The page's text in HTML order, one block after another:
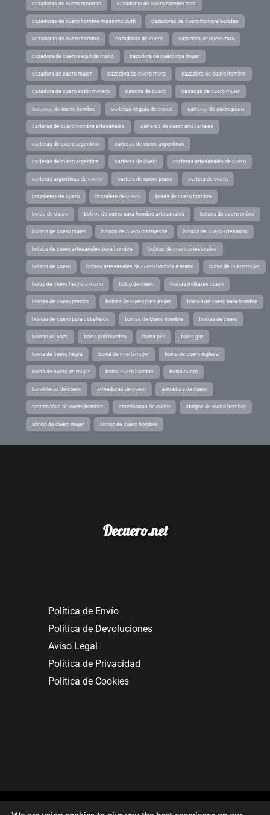
cazadoras de cuero moteras cazadoras de cuero hombre zara
cazadoras de cuero hombre massimo dutti cazadoras de cuero hombre baratas
cazadoras de cuero hombre cazadoras de cuero cazadora de cuero zara
cazadora de cuero segunda mano cazadora de cuero roja mujer
cazadora de cuero mujer cazadora de cuero moto cazadora de cuero hombre
cazadora de cuero estilo motero cascos de cuero casacas de cuero mujer
casacas de cuero hombre carteras negras de cuero carteras de cuero prune
carteras de cuero hombre artesanales carteras de cuero artesanales
carteras de cuero argentino carteras de cuero argentinas
carteras de cuero argentina carteras de cuero carteras artesanales de cuero
carteras argentinas de cuero cartera de cuero prune cartera de cuero
brazaletes de cuero brazalete de cuero botas de cuero hombre
botas de cuero bolsos de cuero para hombre artesanales bolsos de cuero online
bolsos de cuero mujer bolsos de cuero marruecos bolsos de cuero artesanos
bolsos de cuero artesanales para hombre bolsos de cuero artesanales
bolsos de cuero bolsos artesanales de cuero hechos a mano bolso de cuero mujer
bolso de cuero hecho a mano bolso de cuero boinas militares cuero
boinas de cuero precios boinas de cuero para mujer boinas de cuero para hombre
boinas de cuero para caballeros boinas de cuero hombre boinas de cuero
boinas de caza boina piel hombre boina piel boina gar
boina de cuero negra boina de cuero mujer boina de cuero inglesa
boina de cuero de mujer boina cuero hombre boina cuero
bandoleras de cuero armaduras de cuero armadura de cuero
americanas de cuero hombre americanas de cuero abrigos de cuero hombre
abrigo de cuero mujer abrigo de cuero hombre
Decuero.net
Política de Envío
Política de Devoluciones
Aviso Legal
Política de Privacidad
Política de Cookies